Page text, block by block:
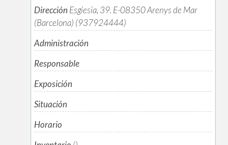
Dirección Esgiesia, 39. E-08350 Arenys de Mar
(Barcelona) (937924444)
Administración
Responsable
Exposición
Situación
Horario